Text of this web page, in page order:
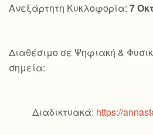
Ανεξάρτητη Κυκλοφορία: 7
Διαθέσιμο σε Ψηφιακή &
σημεία:
Διαδικτυακά: https://